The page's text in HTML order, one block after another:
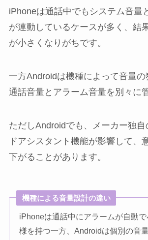
iPhoneは通話中でもシステム音量
が連動しているケースが多く、結
が小さくなりがちです。
一方Androidは機種によって音量の
通話音量とアラーム音量を別々に
ただしAndroidでも、メーカー独
ドアシスタント機能が影響して、
下がることがあります。
機種による音量設計の違い
iPhoneは通話中にアラームが自動
様を持つ一方、Androidは個別の音